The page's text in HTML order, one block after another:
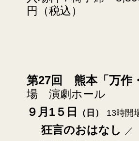
円（税込）
第27回 熊本「万作
場 演劇ホール
９月1５日
（日） 13時開
狂言のおはなし ／